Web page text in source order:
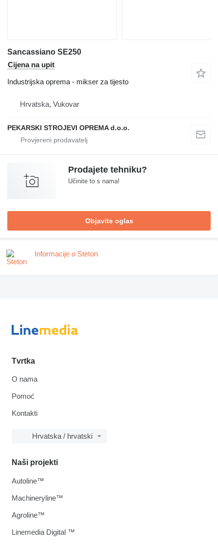
Sancassiano SE250
Cijena na upit
Industrijska oprema - mikser za tijesto
Hrvatska, Vukovar
PEKARSKI STROJEVI OPREMA d.o.o.
Prodajete tehniku?
Učinite to s nama!
Objavite oglas
Informacije o Steton
Tvrtka
O nama
Pomoć
Kontakti
Hrvatska / hrvatski
Naši projekti
Autoline™
Machineryline™
Agroline™
Linemedia Digital ™